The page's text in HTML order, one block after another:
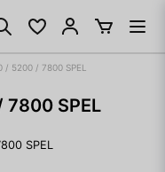
/ 5200 / 7800 SPEL
7800 SPEL
SPEL